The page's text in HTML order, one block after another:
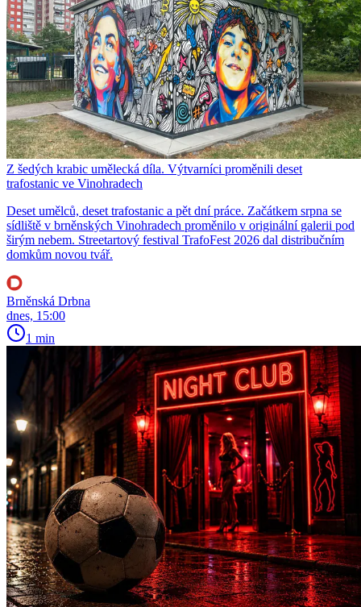
Z šedých krabic umělecká díla. Výtvarníci proměnili deset
trafostanic ve Vinohradech
Deset umělců, deset trafostanic a pět dní práce. Začátkem srpna se
sídliště v brněnských Vinohradech proměnilo v originální galerii pod
širým nebem. Streetartový festival TrafoFest 2026 dal distribučním
domkům novou tvář.
Brněnská Drbna
dnes, 15:00
1 min